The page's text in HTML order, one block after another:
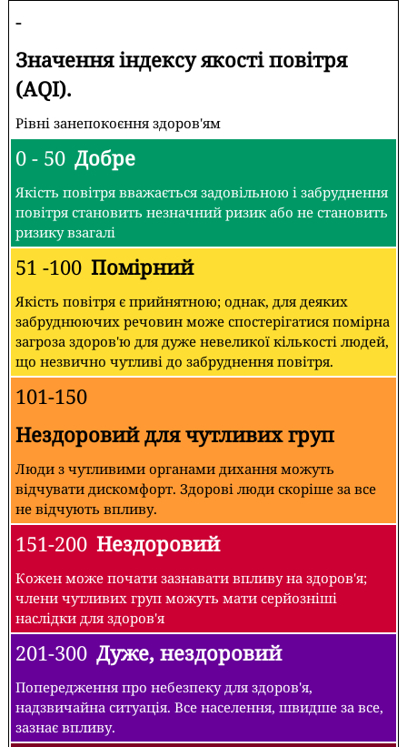
-
Значення індексу якості повітря
(AQI).
Рівні занепокоєння здоров'ям
0 - 50 Добре
Якість повітря вважається задовільною і забруднення
повітря становить незначний ризик або не становить
ризику взагалі
51 -100 Помірний
Якість повітря є прийнятною; однак, для деяких
забруднюючих речовин може спостерігатися помірна
загроза здоров'ю для дуже невеликої кількості людей,
що незвично чутливі до забруднення повітря.
101-150
Нездоровий для чутливих груп
Люди з чутливими органами дихання можуть
відчувати дискомфорт. Здорові люди скоріше за все
не відчують впливу.
151-200 Нездоровий
Кожен може почати зазнавати впливу на здоров'я;
члени чутливих груп можуть мати серйозніші
наслідки для здоров'я
201-300 Дуже, нездоровий
Попередження про небезпеку для здоров'я,
надзвичайна ситуація. Все населення, швидше за все,
зазнає впливу.